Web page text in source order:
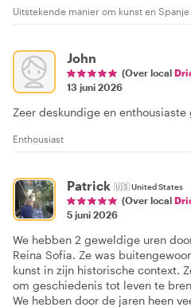
Uitstekende manier om kunst en
John
(Over local
13 juni 2026
Zeer deskundige en
Enthousiast
Patrick 🇺🇸United States
(Over local
5 juni 2026
We hebben 2 geweldige uren
Reina Sofia. Ze was
kunst in zijn historische context.
om geschiedenis tot leven te
We hebben door de jaren heen